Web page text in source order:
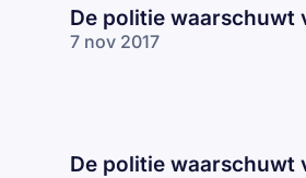
De politie waarschuwt
7 nov 2017
De politie waarschuwt